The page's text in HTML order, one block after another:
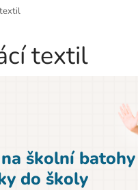
textil
školní
do školy